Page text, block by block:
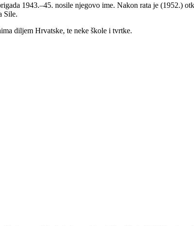
1943.–45. nosile njegovo ime. Nakon rata je (1952.)
Sile.
diljem Hrvatske, te neke škole i tvrtke.